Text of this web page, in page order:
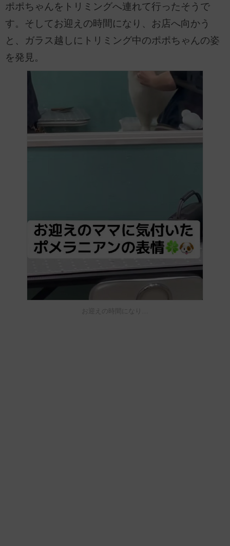
ポポちゃんをトリミングへ連れて行ったそうで
す。そしてお迎えの時間になり、お店へ向かう
と、ガラス越しにトリミング中のポポちゃんの姿
を発見。
お迎えの時間になり…